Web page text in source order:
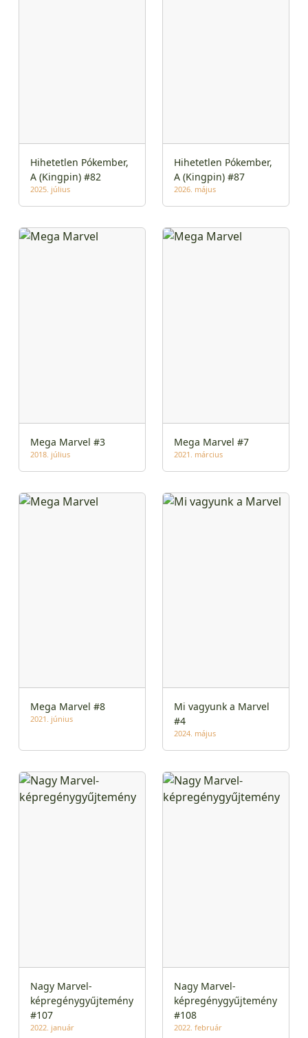
Hihetetlen Pókember,
A (Kingpin) #82
2025. július
Hihetetlen Pókember,
A (Kingpin) #87
2026. május
Mega Marvel #3
2018. július
Mega Marvel #7
2021. március
Mega Marvel #8
2021. június
Mi vagyunk a Marvel
#4
2024. május
Nagy Marvel-
képregénygyűjtemény
#107
2022. január
Nagy Marvel-
képregénygyűjtemény
#108
2022. február